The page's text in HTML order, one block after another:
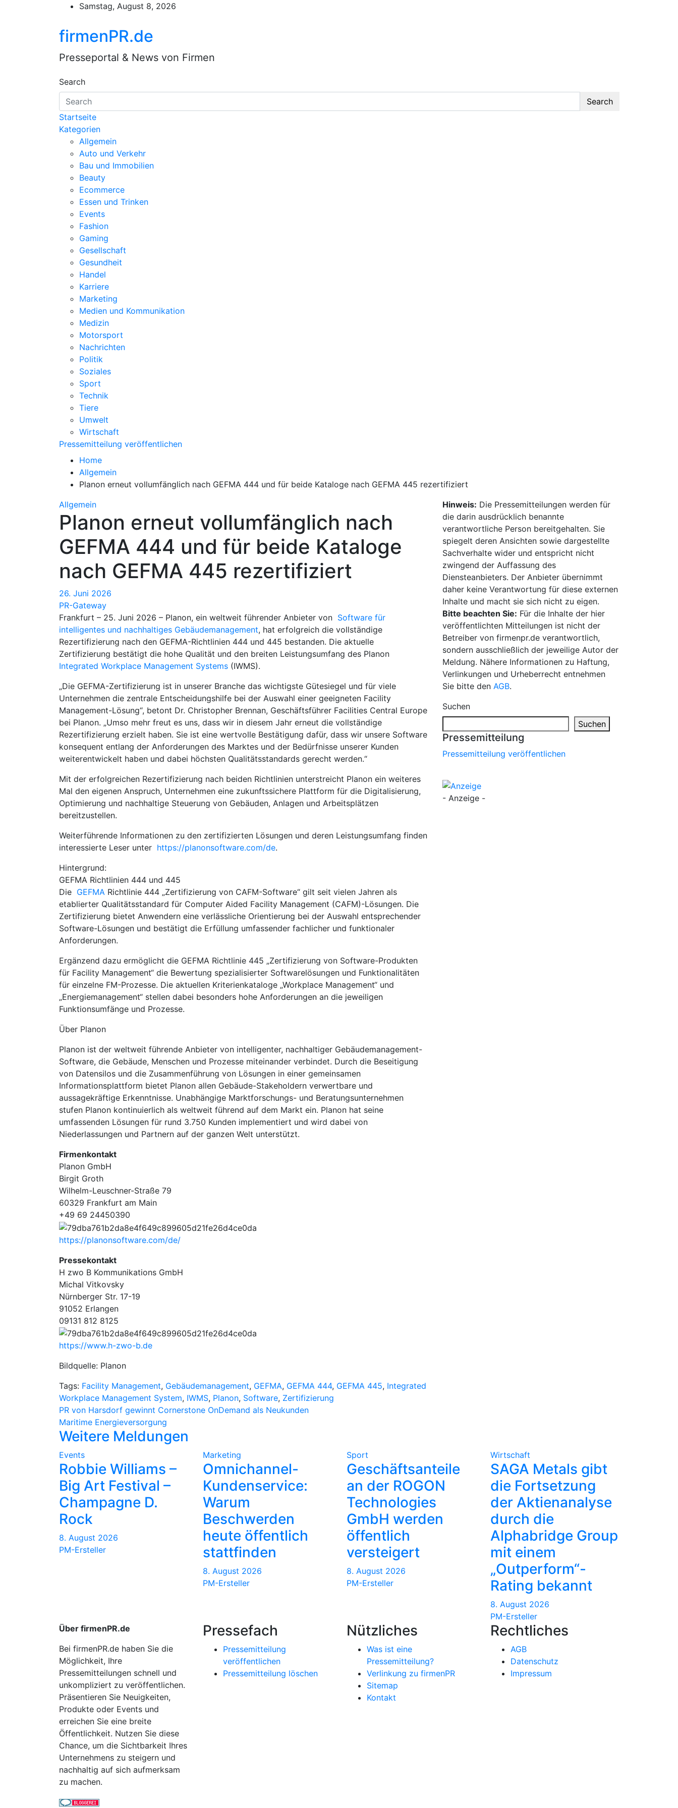
Samstag, August 8, 2026
firmenPR.de
Presseportal & News von Firmen
Search
Search
Startseite
Kategorien
Allgemein
Auto und Verkehr
Bau und Immobilien
Beauty
Ecommerce
Essen und Trinken
Events
Fashion
Gaming
Gesellschaft
Gesundheit
Handel
Karriere
Marketing
Medien und Kommunikation
Medizin
Motorsport
Nachrichten
Politik
Soziales
Sport
Technik
Tiere
Umwelt
Wirtschaft
Pressemitteilung veröffentlichen
Home
Allgemein
Planon erneut vollumfänglich nach GEFMA 444 und für beide Kataloge nach GEFMA 445 rezertifiziert
Allgemein
Planon erneut vollumfänglich nach
GEFMA 444 und für beide Kataloge
nach GEFMA 445 rezertifiziert
26. Juni 2026
PR-Gateway
Frankfurt – 25. Juni 2026 – Planon, ein weltweit führender Anbieter von Software für
intelligentes und nachhaltiges Gebäudemanagement, hat erfolgreich die vollständige
Rezertifizierung nach den GEFMA-Richtlinien 444 und 445 bestanden. Die aktuelle
Zertifizierung bestätigt die hohe Qualität und den breiten Leistungsumfang des Planon
Integrated Workplace Management Systems (IWMS).
„Die GEFMA-Zertifizierung ist in unserer Branche das wichtigste Gütesiegel und für viele
Unternehmen die zentrale Entscheidungshilfe bei der Auswahl einer geeigneten Facility
Management-Lösung“, betont Dr. Christopher Brennan, Geschäftsführer Facilities Central Europe
bei Planon. „Umso mehr freut es uns, dass wir in diesem Jahr erneut die vollständige
Rezertifizierung erzielt haben. Sie ist eine wertvolle Bestätigung dafür, dass wir unsere Software
konsequent entlang der Anforderungen des Marktes und der Bedürfnisse unserer Kunden
weiterentwickelt haben und dabei höchsten Qualitätsstandards gerecht werden.“
Mit der erfolgreichen Rezertifizierung nach beiden Richtlinien unterstreicht Planon ein weiteres
Mal den eigenen Anspruch, Unternehmen eine zukunftssichere Plattform für die Digitalisierung,
Optimierung und nachhaltige Steuerung von Gebäuden, Anlagen und Arbeitsplätzen
bereitzustellen.
Weiterführende Informationen zu den zertifizierten Lösungen und deren Leistungsumfang finden
interessierte Leser unter https://planonsoftware.com/de.
Hintergrund:
GEFMA Richtlinien 444 und 445
Die GEFMA Richtlinie 444 „Zertifizierung von CAFM-Software“ gilt seit vielen Jahren als
etablierter Qualitätsstandard für Computer Aided Facility Management (CAFM)-Lösungen. Die
Zertifizierung bietet Anwendern eine verlässliche Orientierung bei der Auswahl entsprechender
Software-Lösungen und bestätigt die Erfüllung umfassender fachlicher und funktionaler
Anforderungen.
Ergänzend dazu ermöglicht die GEFMA Richtlinie 445 „Zertifizierung von Software-Produkten
für Facility Management“ die Bewertung spezialisierter Softwarelösungen und Funktionalitäten
für einzelne FM-Prozesse. Die aktuellen Kriterienkataloge „Workplace Management“ und
„Energiemanagement“ stellen dabei besonders hohe Anforderungen an die jeweiligen
Funktionsumfänge und Prozesse.
Über Planon
Planon ist der weltweit führende Anbieter von intelligenter, nachhaltiger Gebäudemanagement-
Software, die Gebäude, Menschen und Prozesse miteinander verbindet. Durch die Beseitigung
von Datensilos und die Zusammenführung von Lösungen in einer gemeinsamen
Informationsplattform bietet Planon allen Gebäude-Stakeholdern verwertbare und
aussagekräftige Erkenntnisse. Unabhängige Marktforschungs- und Beratungsunternehmen
stufen Planon kontinuierlich als weltweit führend auf dem Markt ein. Planon hat seine
umfassenden Lösungen für rund 3.750 Kunden implementiert und wird dabei von
Niederlassungen und Partnern auf der ganzen Welt unterstützt.
Firmenkontakt
Planon GmbH
Birgit Groth
Wilhelm-Leuschner-Straße 79
60329 Frankfurt am Main
+49 69 24450390
https://planonsoftware.com/de/
Pressekontakt
H zwo B Kommunikations GmbH
Michal Vitkovsky
Nürnberger Str. 17-19
91052 Erlangen
09131 812 8125
https://www.h-zwo-b.de
Bildquelle: Planon
Tags: Facility Management, Gebäudemanagement, GEFMA, GEFMA 444, GEFMA 445, Integrated
Workplace Management System, IWMS, Planon, Software, Zertifizierung
Beitragsnavigation
PR von Harsdorf gewinnt Cornerstone OnDemand als Neukunden
Maritime Energieversorgung
Hinweis: Die Pressemitteilungen werden für
die darin ausdrücklich benannte
verantwortliche Person bereitgehalten. Sie
spiegelt deren Ansichten sowie dargestellte
Sachverhalte wider und entspricht nicht
zwingend der Auffassung des
Diensteanbieters. Der Anbieter übernimmt
daher keine Verantwortung für diese externen
Inhalte und macht sie sich nicht zu eigen.
Bitte beachten Sie: Für die Inhalte der hier
veröffentlichten Mitteilungen ist nicht der
Betreiber von firmenpr.de verantwortlich,
sondern ausschließlich der jeweilige Autor der
Meldung. Nähere Informationen zu Haftung,
Verlinkungen und Urheberrecht entnehmen
Sie bitte den AGB.
Suchen
Suchen
Pressemitteilung
Pressemitteilung veröffentlichen
- Anzeige -
Weitere Meldungen
Events
Robbie Williams –
Big Art Festival –
Champagne D.
Rock
8. August 2026
PM-Ersteller
Marketing
Omnichannel-
Kundenservice:
Warum
Beschwerden
heute öffentlich
stattfinden
8. August 2026
PM-Ersteller
Sport
Geschäftsanteile
an der ROGON
Technologies
GmbH werden
öffentlich
versteigert
8. August 2026
PM-Ersteller
Wirtschaft
SAGA Metals gibt
die Fortsetzung
der Aktienanalyse
durch die
Alphabridge Group
mit einem
„Outperform“-
Rating bekannt
8. August 2026
PM-Ersteller
Über firmenPR.de
Bei firmenPR.de haben Sie die
Möglichkeit, Ihre
Pressemitteilungen schnell und
unkompliziert zu veröffentlichen.
Präsentieren Sie Neuigkeiten,
Produkte oder Events und
erreichen Sie eine breite
Öffentlichkeit. Nutzen Sie diese
Chance, um die Sichtbarkeit Ihres
Unternehmens zu steigern und
nachhaltig auf sich aufmerksam
zu machen.
Pressefach
Pressemitteilung
veröffentlichen
Pressemitteilung löschen
Nützliches
Was ist eine
Pressemitteilung?
Verlinkung zu firmenPR
Sitemap
Kontakt
Rechtliches
AGB
Datenschutz
Impressum